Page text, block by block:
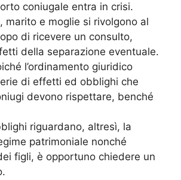
coniugale entra in crisi.
marito e moglie si rivolgono al
di ricevere un consulto,
della separazione eventuale.
l’ordinamento giuridico
di effetti ed obblighi che
devono rispettare, benché
riguardano, altresì, la
patrimoniale nonché
figli, è opportuno chiedere un